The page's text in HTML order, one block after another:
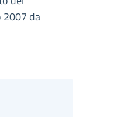
2007 da